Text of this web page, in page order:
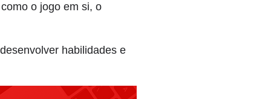
o jogo em si, o
habilidades e